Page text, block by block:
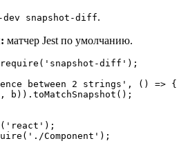
snapshot-diff.
матчер Jest по умолчанию.
require('snapshot-diff');
between 2 strings', () => {
b)).toMatchSnapshot();
Component');